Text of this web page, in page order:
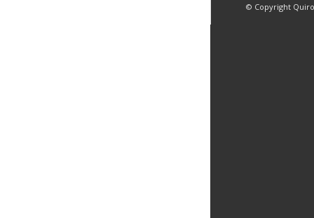
© Copyright